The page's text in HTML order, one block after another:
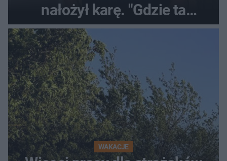
nałożył karę. "Gdzie ta
tolerancja?"
WAKACJE